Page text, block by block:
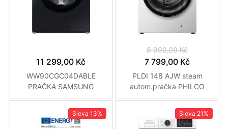
11 299,00 Kč
WW90CGC04DABLE
PRAČKA SAMSUNG
8 990,00 Kč
7 799,00 Kč
PLDI 148 AJW steam
autom.pračka PHILCO
Sleva 13% Sleva 21%